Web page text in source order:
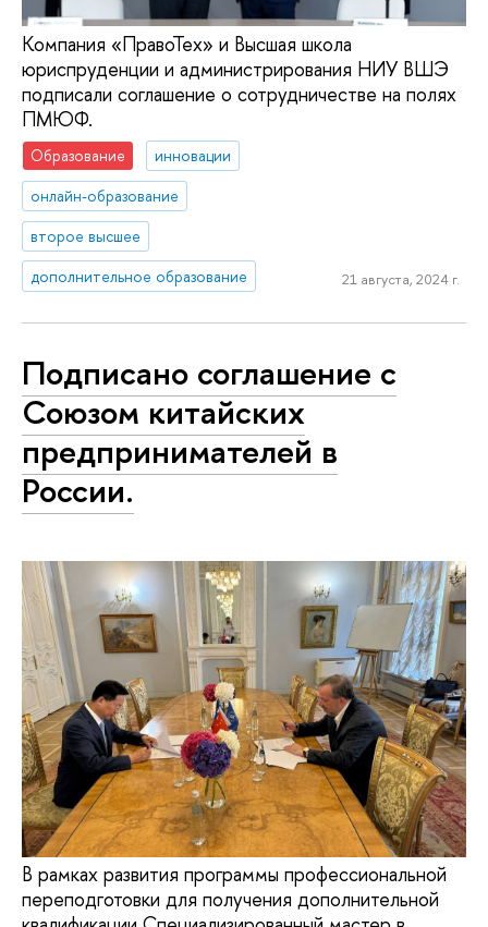
Компания «ПравоТех» и Высшая школа
юриспруденции и администрирования НИУ ВШЭ
подписали соглашение о сотрудничестве на полях
ПМЮФ.
Образование
инновации
онлайн-образование
второе высшее
дополнительное образование
21 августа, 2024 г.
Подписано соглашение с
Союзом китайских
предпринимателей в
России.
В рамках развития программы профессиональной
переподготовки для получения дополнительной